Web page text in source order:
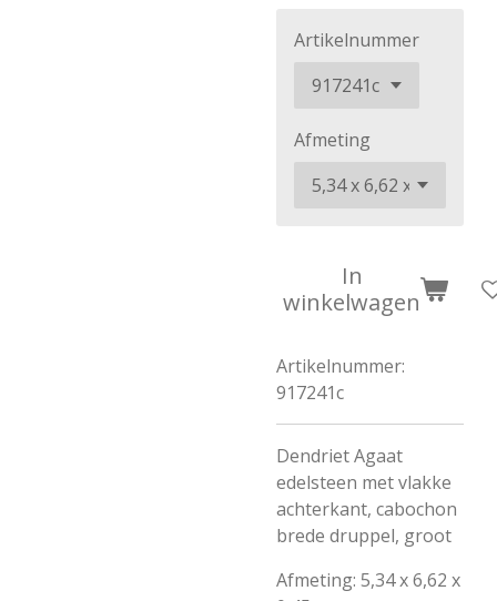
Artikelnummer
Afmeting
In
winkelwagen
Artikelnummer:
917241c
Dendriet Agaat
edelsteen met vlakke
achterkant, cabochon
brede druppel, groot
Afmeting: 5,34 x 6,62 x